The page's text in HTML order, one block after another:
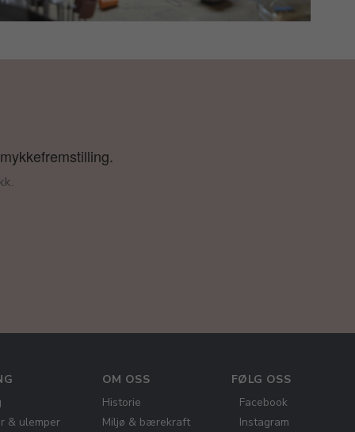
& ulemper
OM OSS
Historie
Miljø & bærekraft
FØLG OSS
Facebook
Instagram